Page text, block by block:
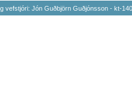
vefstjóri: Jón Guðbjörn Guðjónsson - kt-